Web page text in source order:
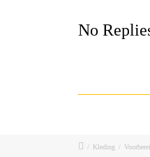
No
/ Kleding /